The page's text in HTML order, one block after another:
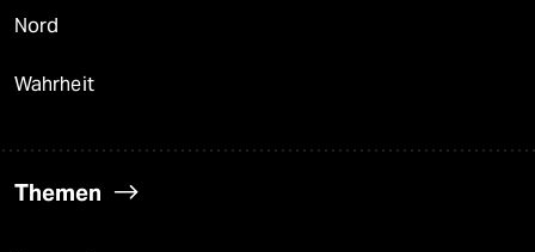
Nord
Wahrheit
Themen